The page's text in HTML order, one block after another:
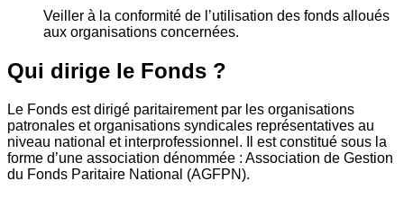
Veiller à la conformité de l’utilisation des fonds alloués
aux organisations concernées.
Qui dirige le Fonds ?
Le Fonds est dirigé paritairement par les organisations
patronales et organisations syndicales représentatives au
niveau national et interprofessionnel. Il est constitué sous la
forme d’une association dénommée : Association de Gestion
du Fonds Paritaire National (AGFPN).